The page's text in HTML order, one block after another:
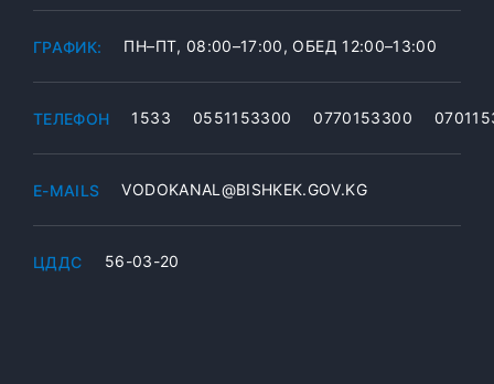
ГРАФИК: ПН–ПТ, 08:00–17:00, ОБЕД 12:00–13:00
ТЕЛЕФОН 1533 0551153300 0770153300
E-MAILS VODOKANAL@BISHKEK.GOV.KG
ЦДДС 56-03-20